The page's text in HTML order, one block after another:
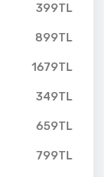
399TL
899TL
1679TL
349TL
659TL
799TL